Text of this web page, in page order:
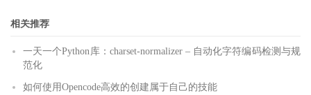
相关推荐
一天一个Python库：charset-normalizer – 自动化字符编码检测与规
范化
如何使用Opencode高效的创建属于自己的技能